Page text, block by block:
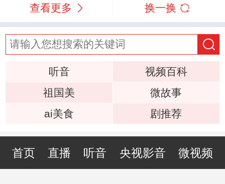
查看更多 换一换
听音
视频百科
祖国美
微故事
ai美食
剧推荐
首页 直播 听音 央视影音 微视频